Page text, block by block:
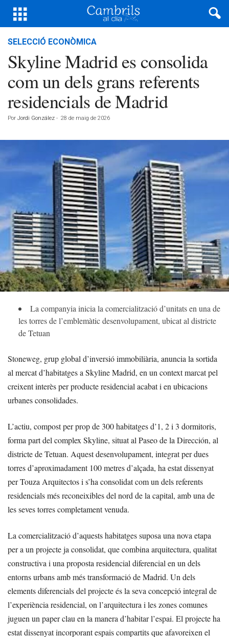
SELECCIÓ ECONÒMICA
Skyline Madrid es consolida
com un dels grans referents
residencials de Madrid
Por Jordi González - 28 de maig de 2026
La companyia inicia la comercialització d’unitats en una de
les torres de l’emblemàtic desenvolupament, ubicat al districte
de Tetuan
Stoneweg, grup global d’inversió immobiliària, anuncia la sortida
al mercat d’habitatges a Skyline Madrid, en un context marcat pel
creixent interès per producte residencial acabat i en ubicacions
urbanes consolidades.
L’actiu, compost per prop de 300 habitatges d’1, 2 i 3 dormitoris,
forma part del complex Skyline, situat al Paseo de la Dirección, al
districte de Tetuan. Aquest desenvolupament, integrat per dues
torres d’aproximadament 100 metres d’alçada, ha estat dissenyat
per Touza Arquitectos i s’ha consolidat com un dels referents
residencials més reconeixibles del nord de la capital, amb una de
les seves torres completament venuda.
La comercialització d’aquests habitatges suposa una nova etapa
per a un projecte ja consolidat, que combina arquitectura, qualitat
constructiva i una proposta residencial diferencial en un dels
entorns urbans amb més transformació de Madrid. Un dels
elements diferencials del projecte és la seva concepció integral de
l’experiència residencial, on l’arquitectura i les zones comunes
juguen un paper clau en la manera d’habitar l’espai. El projecte ha
estat dissenyat incorporant espais compartits que afavoreixen el